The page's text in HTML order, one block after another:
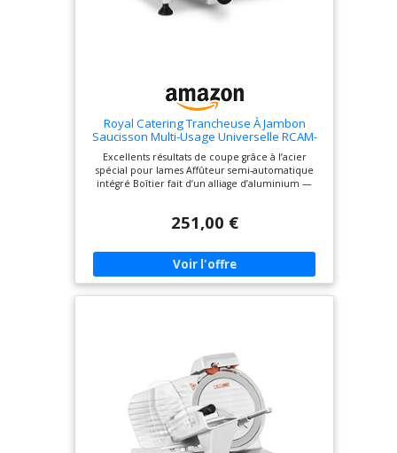
Royal Catering Trancheuse À Jambon
Saucisson Multi-Usage Universelle RCAM-
250PRO (Lame ø 250 mm, Puiss. 180 W,
Tranches 0-12 mm, Vitesse 300 tr/min,
Affûteur Intégré, Boîtier Aluminium Poli
Anodisé)
Excellents résultats de coupe grâce à l’acier
spécial pour lames Affûteur semi-automatique
intégré Boîtier fait d’un alliage d’aluminium —
moteur de 180 watts Poussoir protégeant les
251,00 €